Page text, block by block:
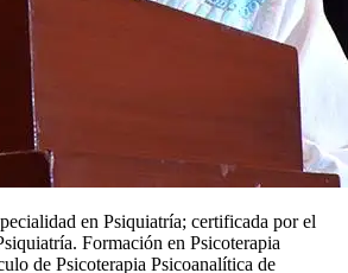
en Psiquiatría; certificada por el
Formación en Psicoterapia
de Psicoterapia Psicoanalítica de